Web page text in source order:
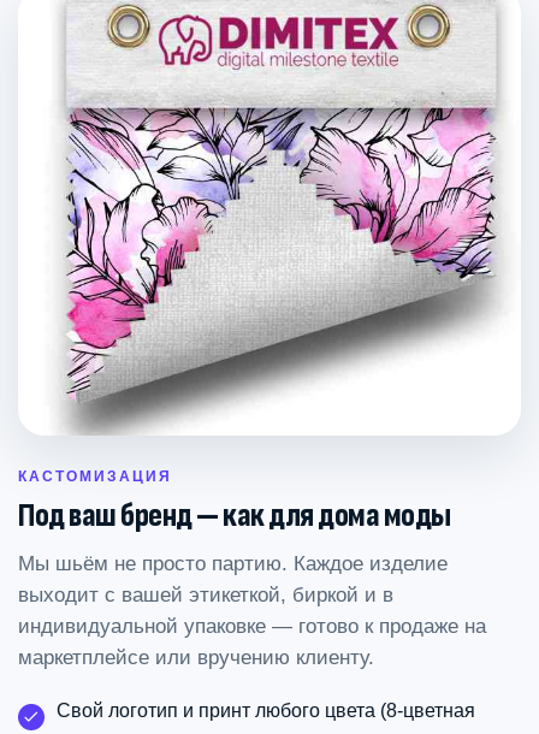
КАСТОМИЗАЦИЯ
Под ваш бренд — как для дома моды
Мы шьём не просто партию. Каждое изделие
выходит с вашей этикеткой, биркой и в
индивидуальной упаковке — готово к продаже на
маркетплейсе или вручению клиенту.
Свой логотип и принт любого цвета (8‑цветная